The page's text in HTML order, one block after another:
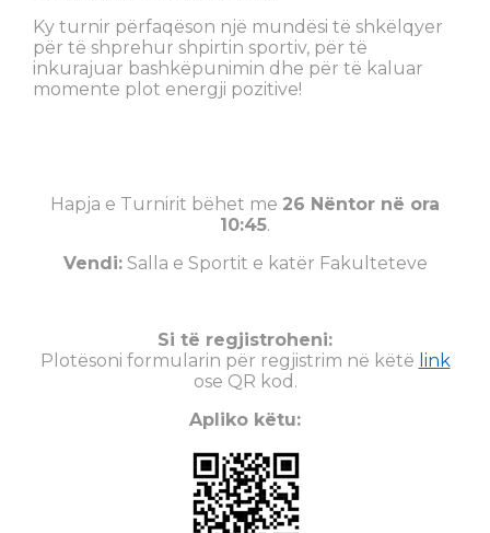
Ky turnir përfaqëson një mundësi të shkëlqyer
për të shprehur shpirtin sportiv, për të
inkurajuar bashkëpunimin dhe për të kaluar
momente plot energji pozitive!
Hapja e Turnirit bëhet me 26 Nëntor në ora
10:45.
Vendi:Salla e Sportit e katër Fakulteteve
Si të regjistroheni:
Plotësoni formularin për regjistrim në këtë link
ose QR kod.
Apliko këtu: